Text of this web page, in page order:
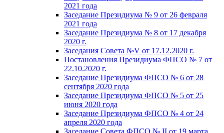
2021 года
Заседание Президиума № 9 от 26 февраля
2021 года
Заседание Президиума № 8 от 17 декабря
2020 г.
Заседания Совета №V от 17.12.2020 г.
Постановления Президиума ФПСО № 7 от
22.10.2020 г.
Заседание Президиума ФПСО № 6 от 28
сентября 2020 года
Заседание Президиума ФПСО № 5 от 25
июня 2020 года
Заседание Президиума ФПСО № 4 от 24
апреля 2020 года
Заседание Совета ФПСО № II от 19 марта